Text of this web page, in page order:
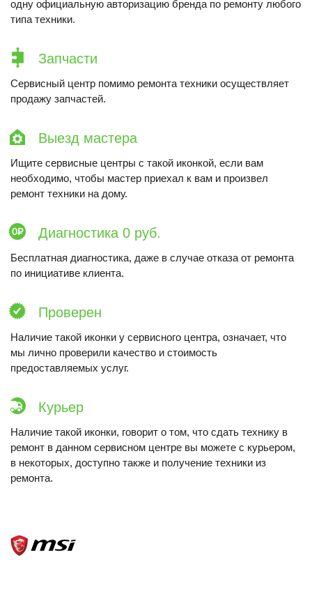
одну официальную авторизацию бренда по ремонту любого
типа техники.
Запчасти
Сервисный центр помимо ремонта техники осуществляет
продажу запчастей.
Выезд мастера
Ищите сервисные центры с такой иконкой, если вам
необходимо, чтобы мастер приехал к вам и произвел
ремонт техники на дому.
Диагностика 0 руб.
Бесплатная диагностика, даже в случае отказа от ремонта
по инициативе клиента.
Проверен
Наличие такой иконки у сервисного центра, означает, что
мы лично проверили качество и стоимость
предоставляемых услуг.
Курьер
Наличие такой иконки, говорит о том, что сдать технику в
ремонт в данном сервисном центре вы можете с курьером,
в некоторых, доступно также и получение техники из
ремонта.